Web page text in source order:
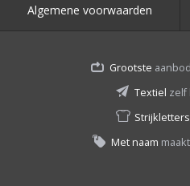
Algemene voorwaarden
Grootste
Textiel zelf
Strijkletters
Met naam